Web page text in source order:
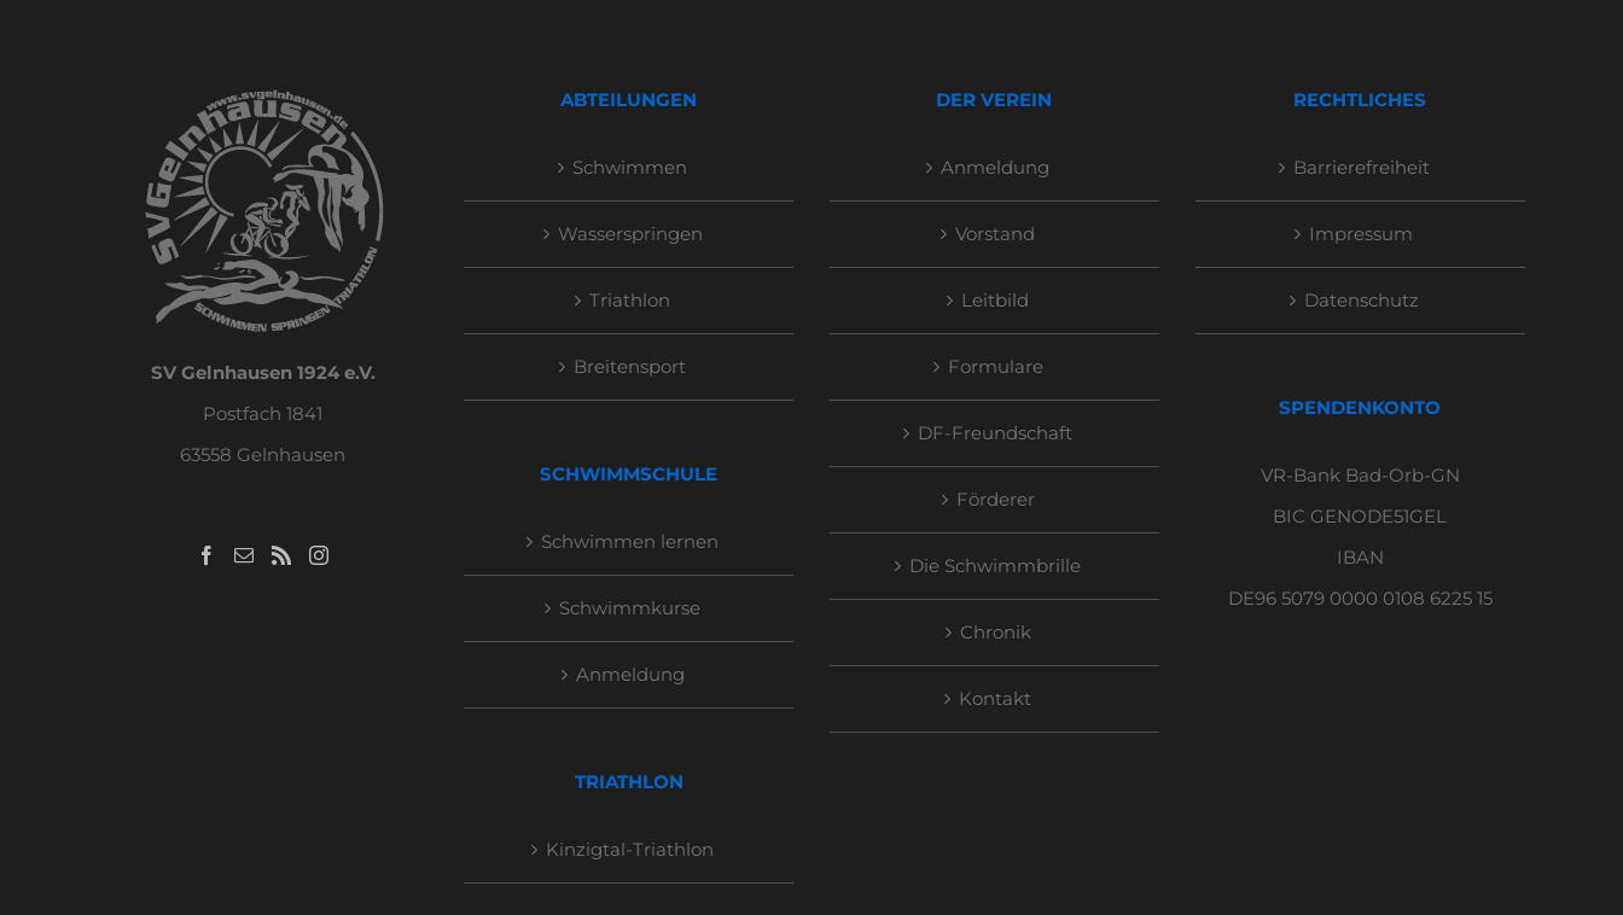
SV Gelnhausen 1924 e.V.
Postfach 1841
63558 Gelnhausen
ABTEILUNGEN
Schwimmen
Wasserspringen
Triathlon
Breitensport
SCHWIMMSCHULE
Schwimmen lernen
Schwimmkurse
Anmeldung
TRIATHLON
Kinzigtal-Triathlon
DER VEREIN
Anmeldung
Vorstand
Leitbild
Formulare
DF-Freundschaft
Förderer
Die Schwimmbrille
Chronik
Kontakt
RECHTLICHES
Barrierefreiheit
Impressum
Datenschutz
SPENDENKONTO
VR-Bank Bad-Orb-GN
BIC GENODE51GEL
IBAN
DE96 5079 0000 0108 6225 15